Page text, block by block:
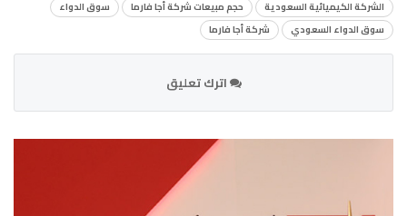
الشركة الكيميائية السعودية
حجم مبيعات شركة أجا فارما
سوق الدواء
سوق الدواء السعودي
شركة أجا فارما
اترك تعليق